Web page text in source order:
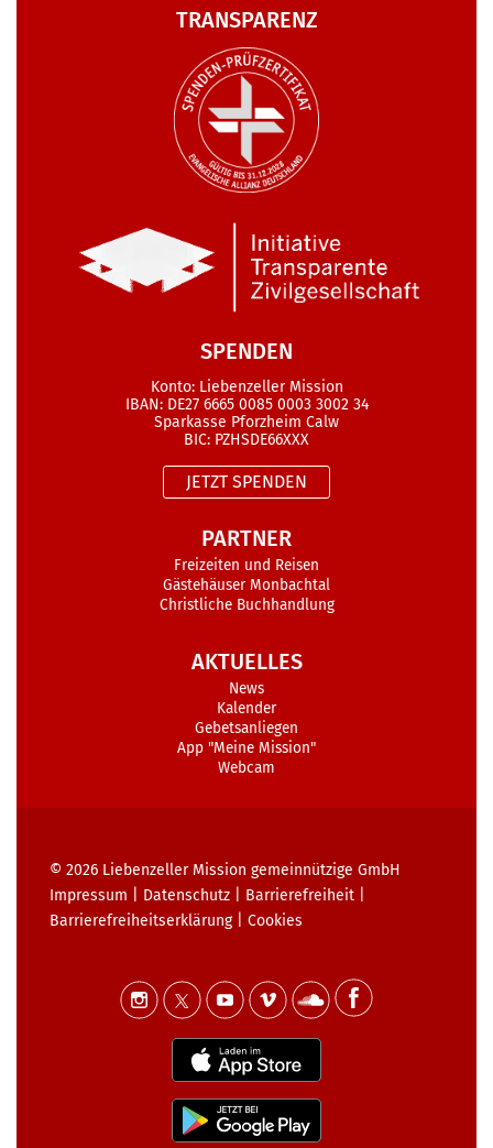
TRANSPARENZ
SPENDEN
Konto: Liebenzeller Mission
IBAN: DE27 6665 0085 0003 3002 34
Sparkasse Pforzheim Calw
BIC: PZHSDE66XXX
JETZT SPENDEN
PARTNER
Freizeiten und Reisen
Gästehäuser Monbachtal
Christliche Buchhandlung
AKTUELLES
News
Kalender
Gebetsanliegen
App "Meine Mission"
Webcam
© 2026 Liebenzeller Mission gemeinnützige GmbH
Impressum
Datenschutz Barrierefreiheit
Barrierefreiheits­erklärung| Cookies